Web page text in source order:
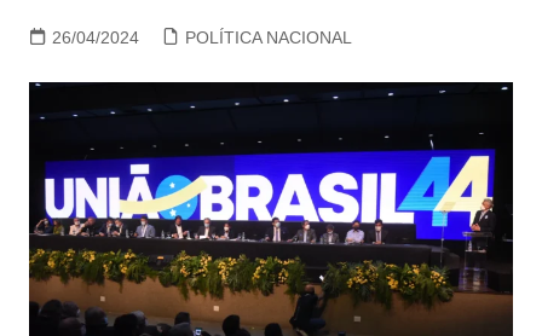
26/04/2024 POLÍTICA NACIONAL